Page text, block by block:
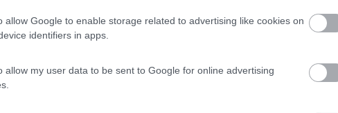
allow Google to enable storage related to advertising like cookies on
identifiers in apps.
allow my user data to be sent to Google for online advertising
12:57:08
cercavi? Se sì puoi indicarci come ti sei trovato? Queste informazioni